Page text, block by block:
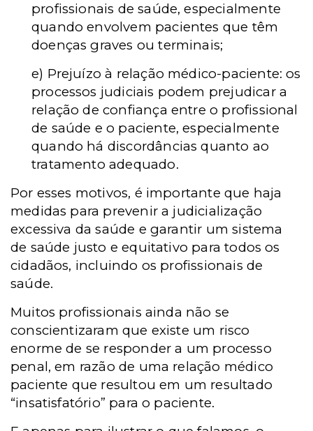
profissionais de saúde, especialmente
quando envolvem pacientes que têm
doenças graves ou terminais;
e) Prejuízo à relação médico-paciente: os
processos judiciais podem prejudicar a
relação de confiança entre o profissional
de saúde e o paciente, especialmente
quando há discordâncias quanto ao
tratamento adequado.
Por esses motivos, é importante que haja
medidas para prevenir a judicialização
excessiva da saúde e garantir um sistema
de saúde justo e equitativo para todos os
cidadãos, incluindo os profissionais de
saúde.
Muitos profissionais ainda não se
conscientizaram que existe um risco
enorme de se responder a um processo
penal, em razão de uma relação médico
paciente que resultou em um resultado
“insatisfatório” para o paciente.